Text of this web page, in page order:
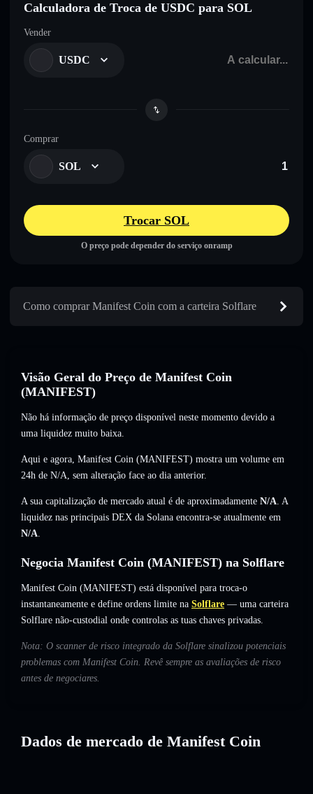
Calculadora de Troca de USDC para SOL
Vender
USDC
Comprar
SOL
Trocar SOL
O preço pode depender do serviço onramp
Como comprar Manifest Coin com a carteira Solflare
Visão Geral do Preço de Manifest Coin
(MANIFEST)
Não há informação de preço disponível neste momento devido a
uma liquidez muito baixa.
Aqui e agora, Manifest Coin (MANIFEST) mostra um volume em
24h de N/A, sem alteração face ao dia anterior.
A sua capitalização de mercado atual é de aproximadamente N/A. A
liquidez nas principais DEX da Solana encontra-se atualmente em
N/A.
Negocia Manifest Coin (MANIFEST) na Solflare
Manifest Coin (MANIFEST) está disponível para troca-o
instantaneamente e define ordens limite na Solflare — uma carteira
Solflare não-custodial onde controlas as tuas chaves privadas.
Nota: O scanner de risco integrado da Solflare sinalizou potenciais
problemas com Manifest Coin. Revê sempre as avaliações de risco
antes de negociares.
Dados de mercado de Manifest Coin